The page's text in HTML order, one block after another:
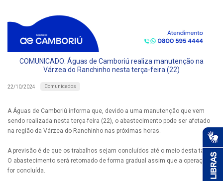
COMUNICADO: Águas de Camboriú realiza manutenção na
Várzea do Ranchinho nesta terça-feira (22)
22/10/2024 Comunicados
A Águas de Camboriú informa que, devido a uma manutenção que vem
sendo realizada nesta terça-feira (22), o abastecimento pode ser afetado
na região da Várzea do Ranchinho nas próximas horas.
A previsão é de que os trabalhos sejam concluídos até o meio desta tarde.
O abastecimento será retomado de forma gradual assim que a operação
for concluída.